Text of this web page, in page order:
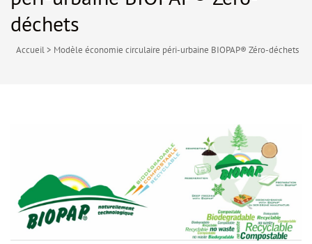
déchets
Accueil> Modèle économie circulaire péri-urbaine BIOPAP® Zéro-déchets